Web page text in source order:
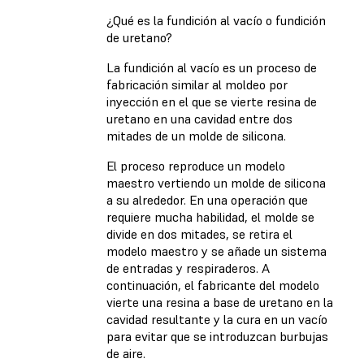
¿Qué es la fundición al vacío o fundición
de uretano?
La fundición al vacío es un proceso de
fabricación similar al moldeo por
inyección en el que se vierte resina de
uretano en una cavidad entre dos
mitades de un molde de silicona.
El proceso reproduce un modelo
maestro vertiendo un molde de silicona
a su alrededor. En una operación que
requiere mucha habilidad, el molde se
divide en dos mitades, se retira el
modelo maestro y se añade un sistema
de entradas y respiraderos. A
continuación, el fabricante del modelo
vierte una resina a base de uretano en la
cavidad resultante y la cura en un vacío
para evitar que se introduzcan burbujas
de aire.